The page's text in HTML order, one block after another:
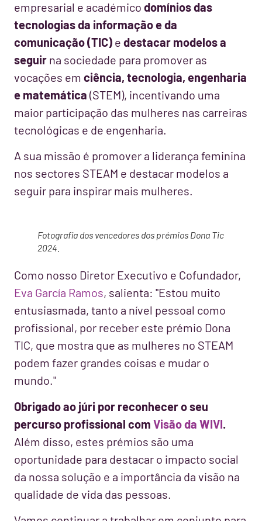
empresarial e académico domínios das
tecnologias da informação e da
comunicação (TIC) e destacar modelos a
seguir na sociedade para promover as
vocações em ciência, tecnologia, engenharia
e matemática (STEM), incentivando uma
maior participação das mulheres nas carreiras
tecnológicas e de engenharia.
A sua missão é promover a liderança feminina
nos sectores STEAM e destacar modelos a
seguir para inspirar mais mulheres.
Fotografia dos vencedores dos prémios Dona Tic
2024.
Como nosso Diretor Executivo e Cofundador,
Eva García Ramos, salienta: "Estou muito
entusiasmada, tanto a nível pessoal como
profissional, por receber este prémio Dona
TIC, que mostra que as mulheres no STEAM
podem fazer grandes coisas e mudar o
mundo."
Obrigado ao júri por reconhecer o seu
percurso profissional com Visão da WIVI.
Além disso, estes prémios são uma
oportunidade para destacar o impacto social
da nossa solução e a importância da visão na
qualidade de vida das pessoas.